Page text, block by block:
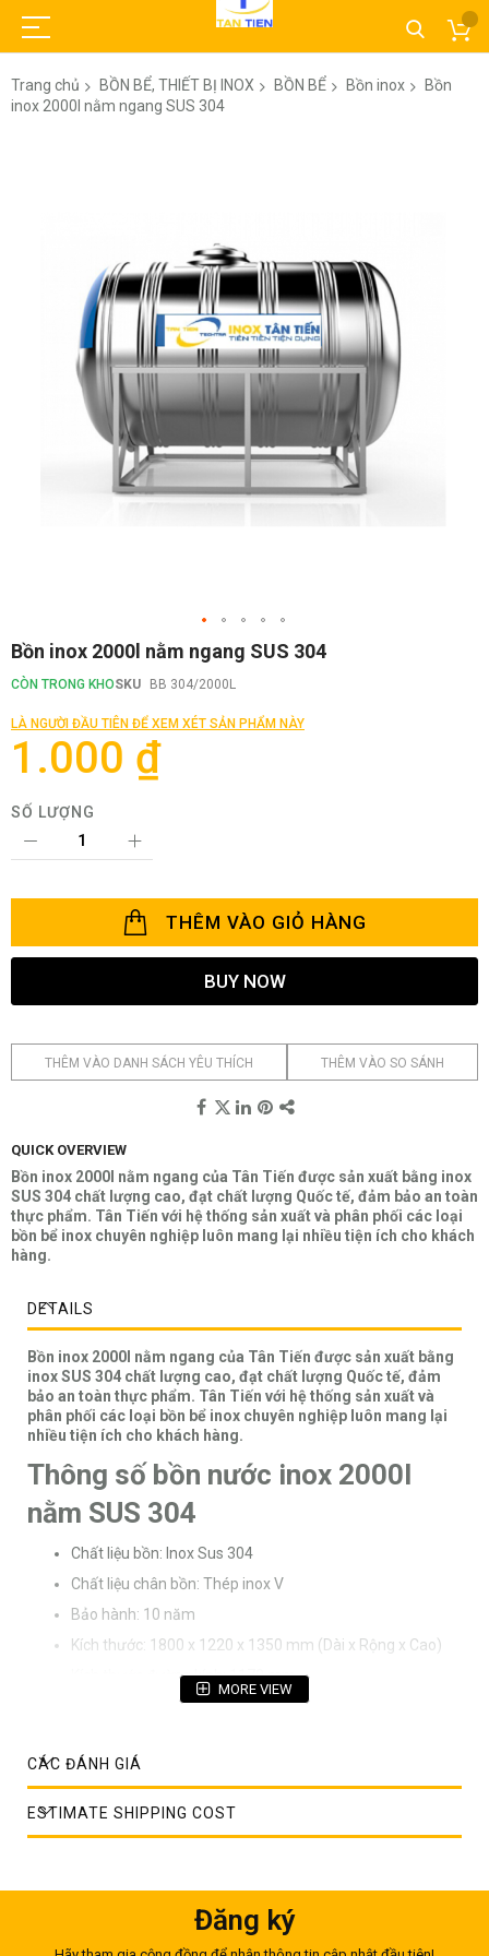
Trang chủ BỒN BỂ, THIẾT BỊ INOX BỒN BỂ Bồn inox
Bồn
inox 2000l nằm ngang SUS 304
Chuyển
đến
phần
của
thư
hình
Bồn inox 2000l nằm ngang SUS 304
CÒN TRONG KHOSKU BB 304/2000L
LÀ NGƯỜI ĐẦU TIÊN ĐỂ XEM XÉT SẢN PHẨM NÀY
1.000 ₫
SỐ LƯỢNG
THÊM VÀO GIỎ HÀNG
BUY NOW
THÊM VÀO DANH SÁCH YÊU THÍCH THÊM VÀO SO SÁNH
QUICK OVERVIEW
Bồn inox 2000l nằm ngang của Tân Tiến được sản xuất bằng inox
SUS 304 chất lượng cao, đạt chất lượng Quốc tế, đảm bảo an toàn
thực phẩm. Tân Tiến với hệ thống sản xuất và phân phối các loại
bồn bể inox chuyên nghiệp luôn mang lại nhiều tiện ích cho khách
hàng.
DETAILS
Bồn inox 2000l nằm ngang của Tân Tiến được sản xuất bằng
inox SUS 304 chất lượng cao, đạt chất lượng Quốc tế, đảm
bảo an toàn thực phẩm. Tân Tiến với hệ thống sản xuất và
phân phối các loại bồn bể inox chuyên nghiệp luôn mang lại
nhiều tiện ích cho khách hàng.
Thông số bồn nước inox 2000l
nằm SUS 304
Chất liệu bồn: Inox Sus 304
Chất liệu chân bồn: Thép inox V
Bảo hành: 10 năm
Kích thước: 1800 x 1220 x 1350 mm (Dài x Rộng x Cao)
Kích thước đường kính: 1170 mm
cho sản phẩm bồn nước INOX có tuổi thọ cao
Các thông số trên sai số cho phép ± 5 %
Đặc tính nổi trội của bồn inox
Công nghệ hàn lăn tự động: Để đảm bảo độ bền đẹp của
bồn inox 2000L nằm, công nghệ hàn lăn tự động đã được
MORE VIEW
CÁC ĐÁNH GIÁ
ESTIMATE SHIPPING COST
Đăng ký